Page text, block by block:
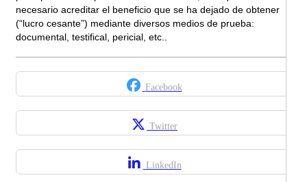
necesario acreditar el beneficio que se ha dejado de obtener
(“lucro cesante”) mediante diversos medios de prueba:
documental, testifical, pericial, etc..
Facebook
Twitter
LinkedIn